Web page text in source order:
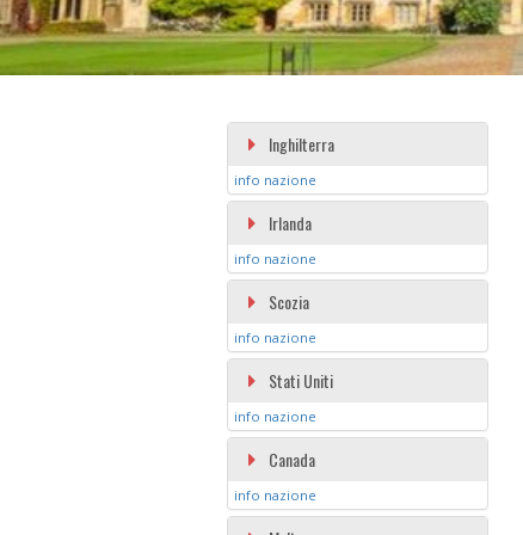
Inghilterra
info nazione
Irlanda
info nazione
Scozia
info nazione
Stati Uniti
info nazione
Canada
info nazione